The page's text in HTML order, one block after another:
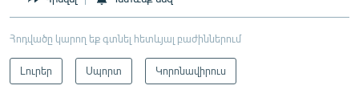
Հոդվածը կարող եք գտնել հետևյալ բաժիններում
Լուրեր Սպորտ Կորոնավիրուս